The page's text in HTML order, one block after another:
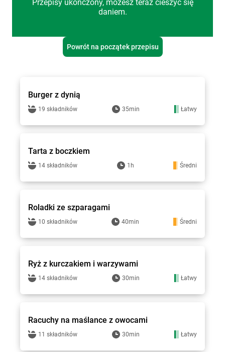
Przepisy ukończony, możesz teraz cieszyć się
daniem.
Powrót na początek przepisu
Burger z dynią
19 składników 35min Łatwy
Hitpol - przepisy
Tarta z boczkiem
14 składników 1h Średni
Hitpol - przepisy
Roladki ze szparagami
10 składników 40min Średni
Hitpol - przepisy
Ryż z kurczakiem i warzywami
14 składników 30min Łatwy
Hitpol - przepisy
Racuchy na maślance z owocami
11 składników 30min Łatwy